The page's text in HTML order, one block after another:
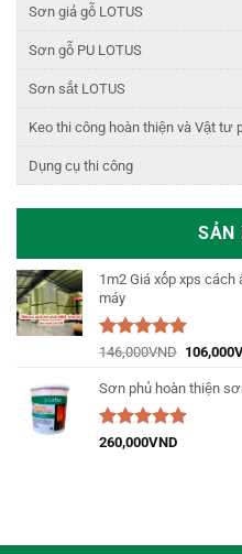
Sơn giả gỗ LOTUS
Sơn gỗ PU LOTUS
Sơn sắt LOTUS
Keo thi công hoàn thiện và Vật tư
Dụng cụ thi công
SẢN
1m2 Giá xốp xps cách
máy
Được xếp
sao
146,000VND 106,000
Sơn phủ hoàn thiện
Được xếp
260,000VND